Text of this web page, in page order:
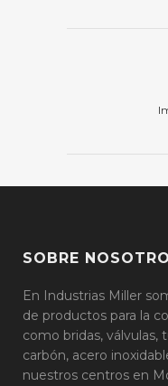
SOBRE
En Industrias Miller
de productos para la
como bridas, válvulas,
carbón, acero
nuestros centros en